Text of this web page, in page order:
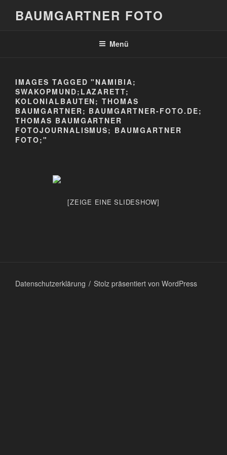
BAUMGARTNER FOTO
Menü
IMAGES TAGGED "NAMIBIA;
SWAKOPMUND;LAZARETT;
KOLONIALBAUTEN; THOMAS
BAUMGARTNER; BAUMGARTNER-FOTO.DE;
THOMAS BAUMGARTNER
FOTOJOURNALISMUS; BAUMGARTNER
FOTO;"
[ZEIGE EINE SLIDESHOW]
Datenschutzerklärung Stolz präsentiert von WordPress